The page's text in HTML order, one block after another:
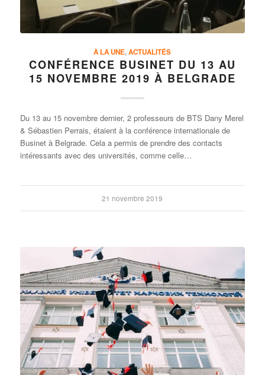
À LA UNE,ACTUALITÉS
CONFÉRENCE BUSINET DU 13 AU
15 NOVEMBRE 2019 À BELGRADE
Du 13 au 15 novembre dernier, 2 professeurs de BTS Dany Merel
& Sébastien Perrais, étaient à la conférence internationale de
Businet à Belgrade. Cela a permis de prendre des contacts
intéressants avec des universités, comme celle…
21 novembre 2019